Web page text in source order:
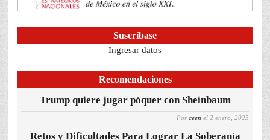
Suscríbase
Ingresar datos
Recomendaciones
Trump quiere jugar póquer con Sheinbaum
Por ceen el 2 enero, 2025
Retos y Dificultades Para Lograr La Soberanía